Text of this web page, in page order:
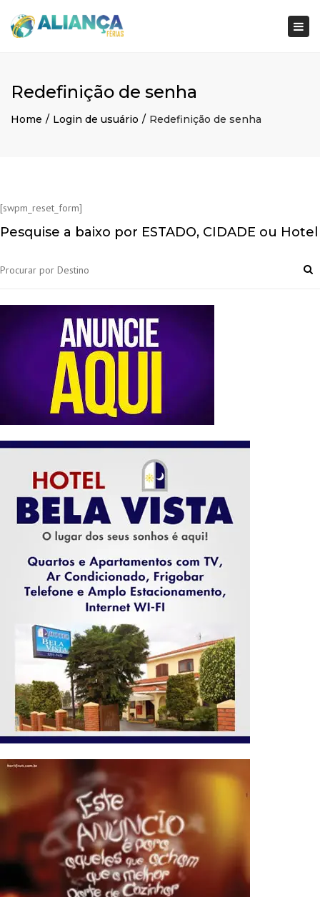
Redefinição de senha
Home Login de usuário Redefinição de senha
[swpm_reset_form]
Pesquise a baixo por ESTADO, CIDADE ou Hotel